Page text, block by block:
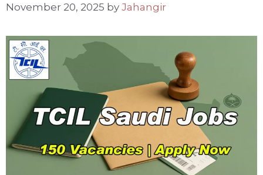
November 20, 2025 by Jahangir